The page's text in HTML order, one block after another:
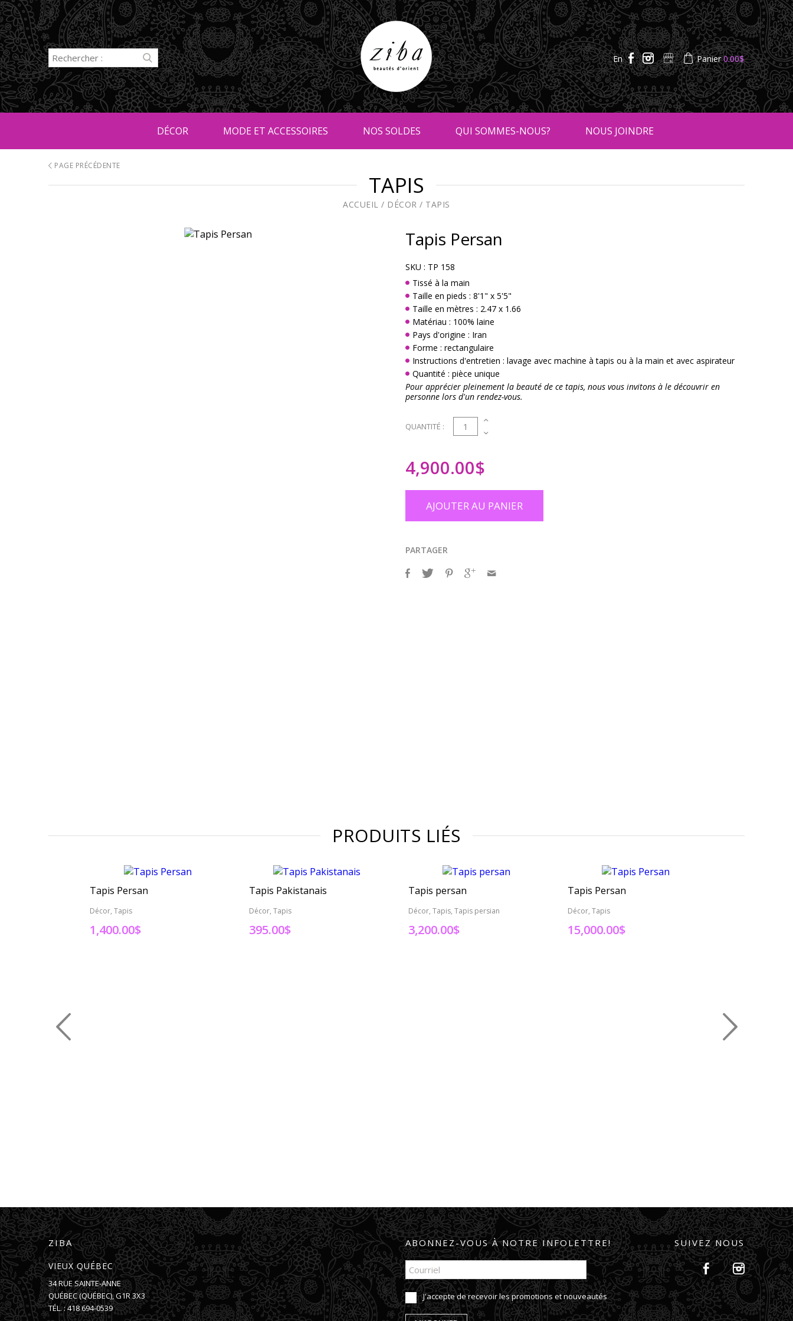
En Panier0.00$
DÉCOR MODE ET ACCESSOIRES NOS SOLDES QUI SOMMES-NOUS? NOUS JOINDRE
PAGE PRÉCÉDENTE
TAPIS
ACCUEIL / DÉCOR / TAPIS
Tapis Persan
SKU : TP 158
Tissé à la main
Taille en pieds : 8'1" x 5'5"
Taille en mètres : 2.47 x 1.66
Matériau : 100% laine
Pays d'origine : Iran
Forme : rectangulaire
Instructions d'entretien : lavage avec machine à tapis ou à la main et avec aspirateur
Quantité : pièce unique
Pour apprécier pleinement la beauté de ce tapis, nous vous invitons à le découvrir en
personne lors d'un rendez-vous.
QUANTITÉ : 1
4,900.00$
AJOUTER AU PANIER
PARTAGER
PRODUITS LIÉS
Tapis Persan
Décor, Tapis
1,400.00$
Tapis Pakistanais
Décor, Tapis
395.00$
Tapis persan
Décor, Tapis, Tapis persian
3,200.00$
Tapis Persan
Décor, Tapis
15,000.00$
ZIBA
VIEUX QUÉBEC
34 RUE SAINTE-ANNE
QUÉBEC(QUÉBEC),G1R 3X3
TÉL. :418 694-0539
ABONNEZ-VOUS À NOTRE INFOLETTRE!
J'accepte de recevoir les promotions et nouveautés
SUIVEZ NOUS